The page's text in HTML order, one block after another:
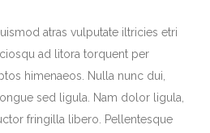
atras vulputate iltricies etri
ad litora torquent per
himenaeos. Nulla nunc dui,
sed ligula. Nam dolor ligula,
fringilla libero. Pellentesque